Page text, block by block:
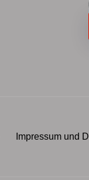
Impressum und